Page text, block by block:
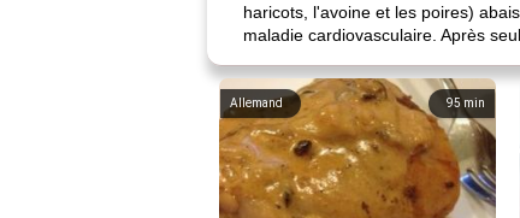
haricots, l'avoine et les poires)
maladie cardiovasculaire. Après
95min
Allemand